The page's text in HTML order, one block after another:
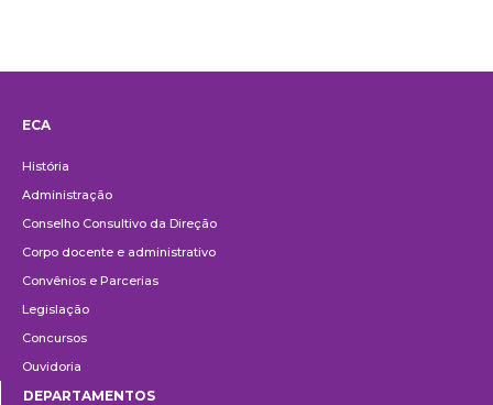
ECA
História
Administração
Conselho Consultivo da Direção
Corpo docente e administrativo
Convênios e Parcerias
Legislação
Concursos
Ouvidoria
DEPARTAMENTOS